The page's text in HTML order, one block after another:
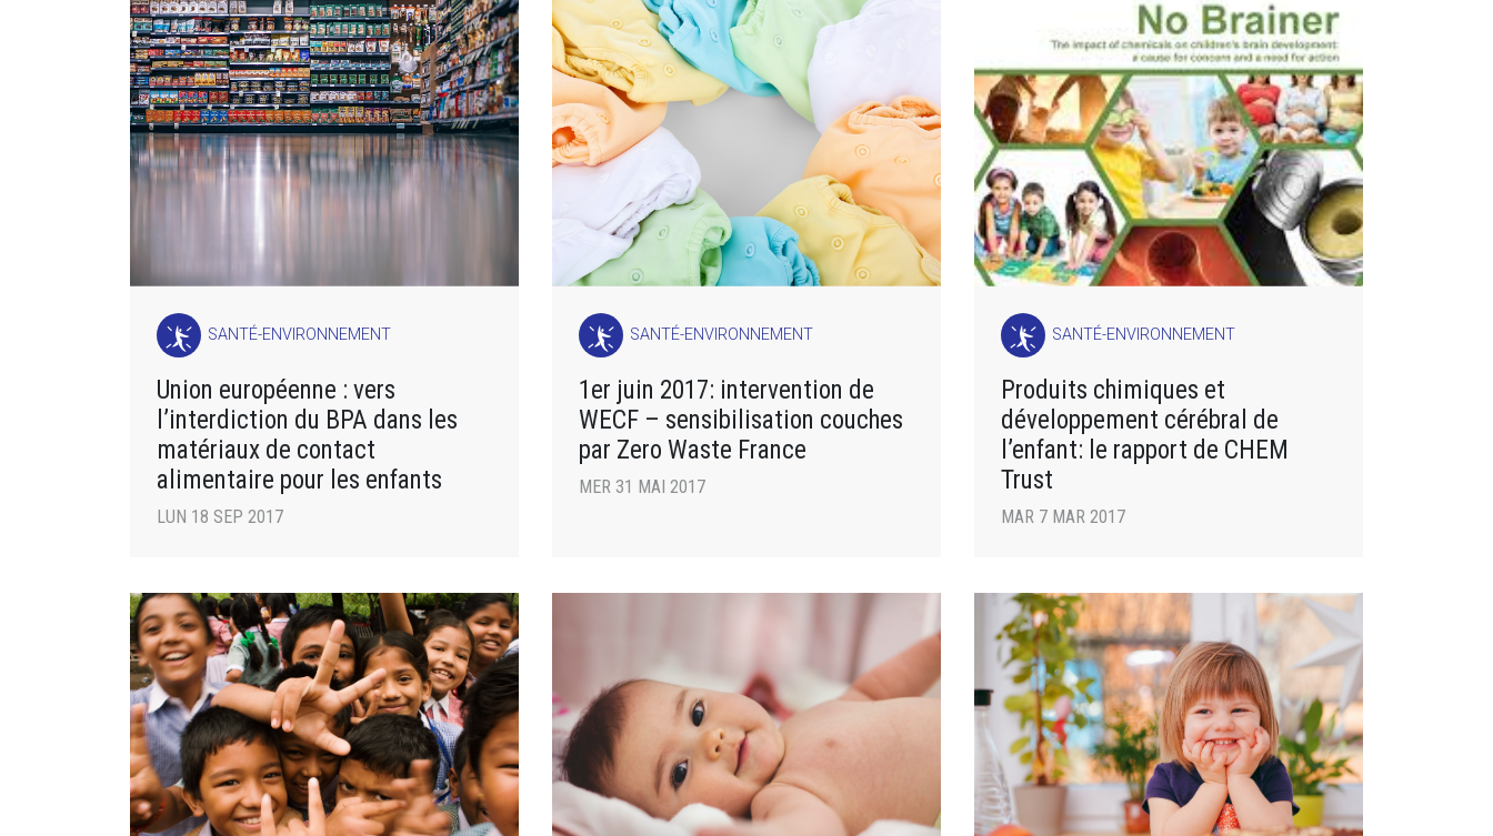
SANTÉ-ENVIRONNEMENT
Union européenne : vers
l’interdiction du BPA dans les
matériaux de contact
alimentaire pour les enfants
LUN 18 SEP 2017
SANTÉ-ENVIRONNEMENT
1er juin 2017: intervention de
WECF – sensibilisation couches
par Zero Waste France
MER 31 MAI 2017
SANTÉ-ENVIRONNEMENT
Produits chimiques et
développement cérébral de
l’enfant: le rapport de CHEM
Trust
MAR 7 MAR 2017